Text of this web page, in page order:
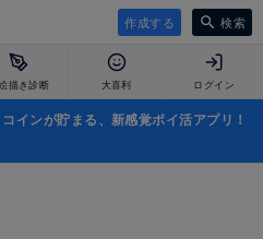
作成する 検索
描き診断 大喜利 ログイン
インが貯まる、新感覚ポイ活アプリ！